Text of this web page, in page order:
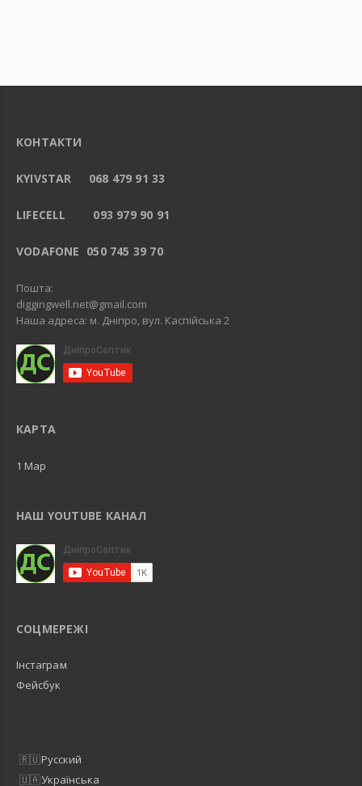
КОНТАКТИ
KYIVSTAR 068 479 91 33
LIFECELL 093 979 90 91
VODAFONE 050 745 39 70
Пошта:
diggingwell.net@gmail.com
Наша адреса: м. Дніпро, вул. Каспійська 2
КАРТА
1 Map
НАШ YOUTUBE КАНАЛ
СОЦМЕРЕЖІ
Інстаграм
Фейсбук
Русский
Українська